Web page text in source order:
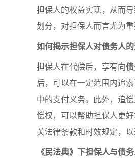
担保人的权益实现，从而
划分，对担保人而言尤为重
如何揭示担保人对债务人
担保人在代偿后，享有向
后，可以在一定范围内追
中的支付义务。此外，追
偿权，可以帮助担保人更
关法律条款和时效规定，
《民法典》下担保人与债